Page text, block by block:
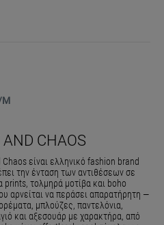
M
AND CHAOS
είναι ελληνικό fashion brand
την ένταση των αντιθέσεων σε
prints, τολμηρά μοτίβα και boho
αρνείται να περάσει απαρατήρητη —
μπλούζες, παντελόνια,
και αξεσουάρ με χαρακτήρα, από